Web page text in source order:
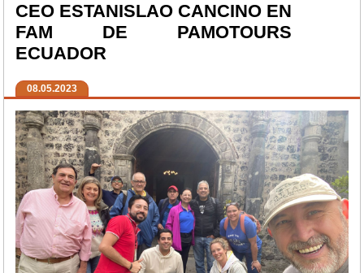
CEO ESTANISLAO CANCINO EN
FAM DE PAMOTOURS
ECUADOR
08.05.2023